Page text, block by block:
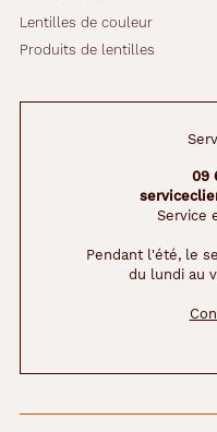
Lentilles de couleur
Produits de lentilles
09
Service
Pendant l'été, le
du lundi au